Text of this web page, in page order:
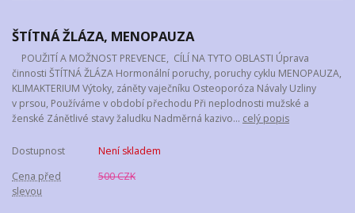
ŠTÍTNÁ ŽLÁZA, MENOPAUZA
POUŽITÍ A MOŽNOST PREVENCE, CÍLÍ NA TYTO OBLASTI Úprava
činnosti ŠTÍTNÁ ŽLÁZA Hormonální poruchy, poruchy cyklu MENOPAUZA,
KLIMAKTERIUM Výtoky, záněty vaječníku Osteoporóza Návaly Uzliny
v prsou, Používáme v období přechodu Při neplodnosti mužské a
ženské Zánětlivé stavy žaludku Nadměrná kazivo... celý popis
Dostupnost
Není skladem
Cena před
slevou
500 CZK